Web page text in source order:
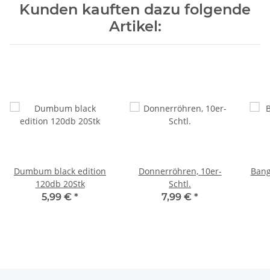
Kunden kauften dazu folgende
Artikel:
Dumbum black edition
120db 20Stk
5,99 € *
Donnerröhren, 10er-
Schtl.
7,99 € *